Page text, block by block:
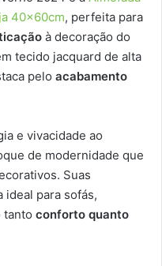
40x60cm, perfeita para
à decoração do
tecido jacquard de alta
pelo acabamento
e vivacidade ao
de modernidade que
Suas
ideal para sofás,
tanto conforto quanto